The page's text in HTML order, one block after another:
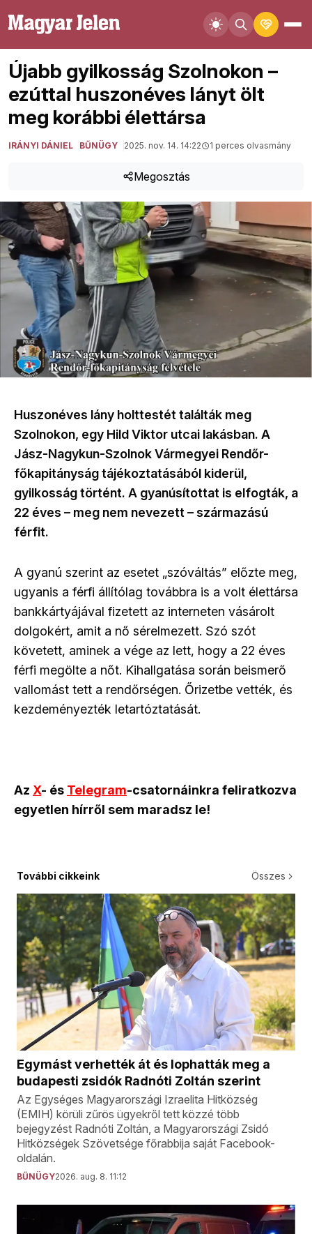
Újabb gyilkosság Szolnokon –
ezúttal huszonéves lányt ölt
meg korábbi élettársa
IRÁNYI DÁNIEL BŰNÜGY 2025. nov. 14. 14:22 1 perces olvasmány
Megosztás
Huszonéves lány holttestét találták meg
Szolnokon, egy Hild Viktor utcai lakásban. A
Jász-Nagykun-Szolnok Vármegyei Rendőr-
főkapitányság tájékoztatásából kiderül,
gyilkosság történt. A gyanúsítottat is elfogták, a
22 éves – meg nem nevezett – származású
férfit.
A gyanú szerint az esetet „szóváltás” előzte meg,
ugyanis a férfi állítólag továbbra is a volt élettársa
bankkártyájával fizetett az interneten vásárolt
dolgokért, amit a nő sérelmezett. Szó szót
követett, aminek a vége az lett, hogy a 22 éves
férfi megölte a nőt. Kihallgatása során beismerő
vallomást tett a rendőrségen. Őrizetbe vették, és
kezdeményezték letartóztatását.
Az X- és Telegram-csatornáinkra feliratkozva
egyetlen hírről sem maradsz le!
További cikkeink Összes
Egymást verhették át és lophatták meg a
budapesti zsidók Radnóti Zoltán szerint
Az Egységes Magyarországi Izraelita Hitközség
(EMIH) körüli zűrös ügyekről tett közzé több
bejegyzést Radnóti Zoltán, a Magyarországi Zsidó
Hitközségek Szövetsége főrabbija saját Facebook-
oldalán.
BŰNÜGY2026. aug. 8. 11:12